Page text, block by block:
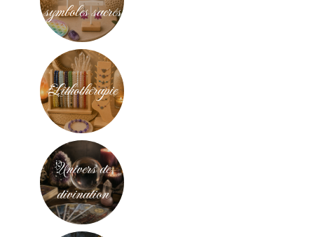
symboles sacrés
Lithothérapie
Univers de
divination